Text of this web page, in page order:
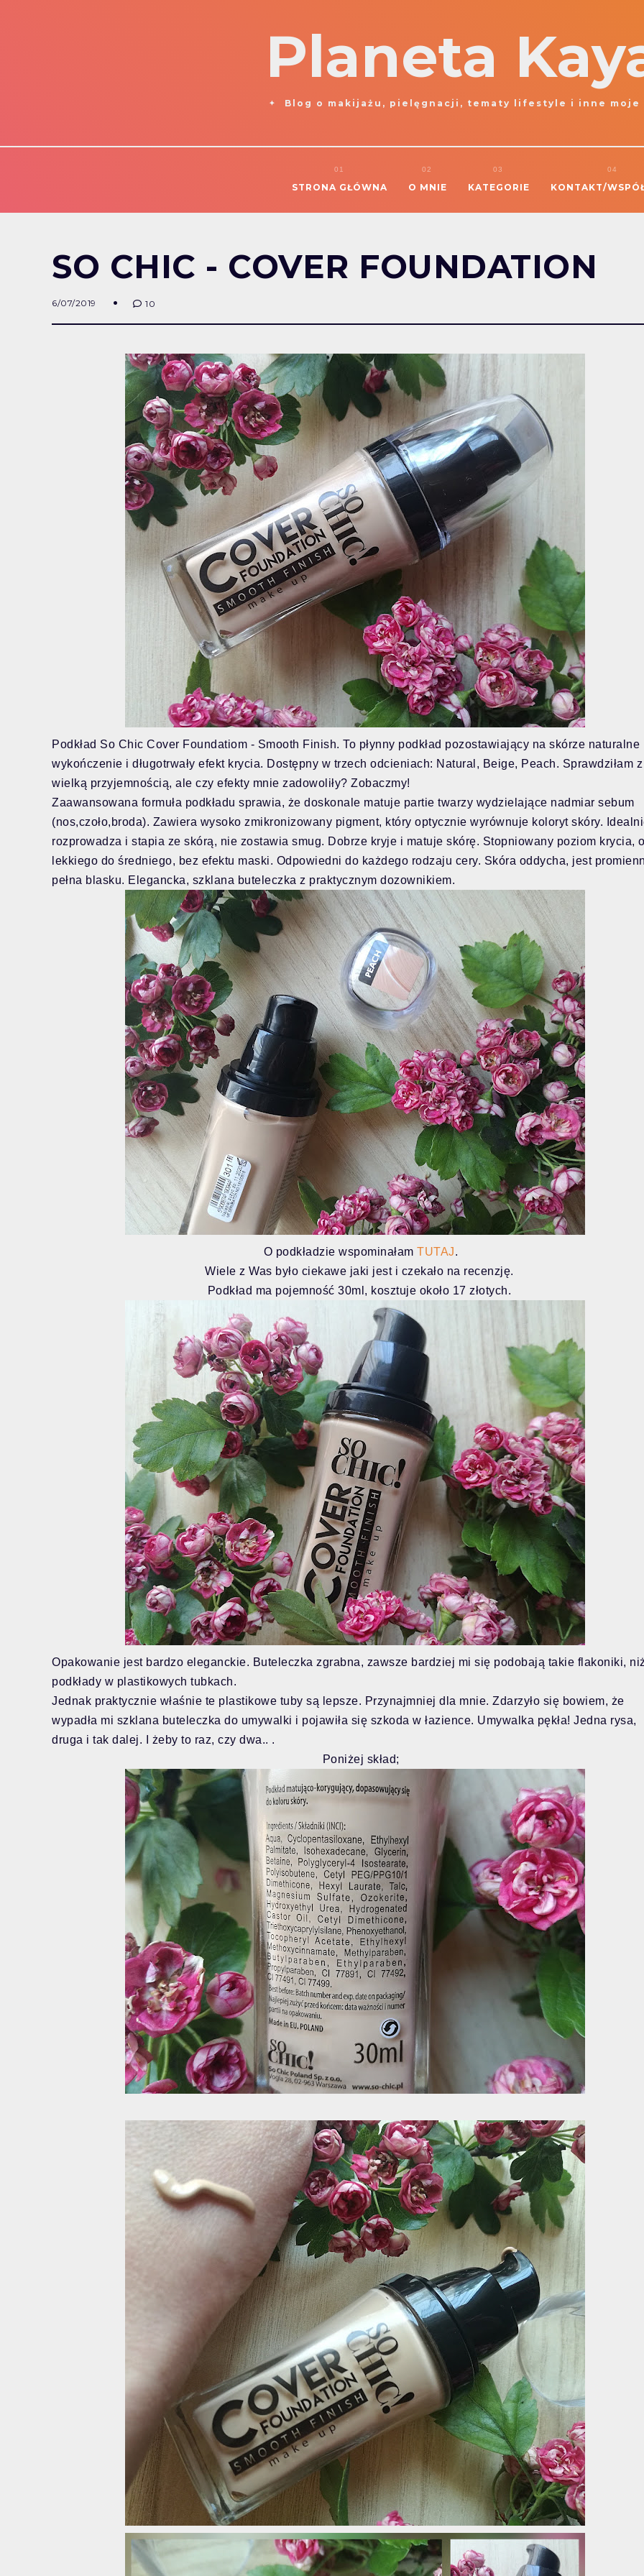
Planeta
Blog o makijażu, pielęgnacji, tematy lifestyle i inne moje
STRONA GŁÓWNA O MNIE KATEGORIE KONTAKT/
SO CHIC - COVER FOUNDATION
6/07/2019 10
Podkład So Chic Cover Foundatiom - Smooth Finish. To płynny podkład pozostawiający na skórze naturalne
wykończenie i długotrwały efekt krycia. Dostępny w trzech odcieniach: Natural, Beige, Peach. Sprawdziłam z
wielką przyjemnością, ale czy efekty mnie zadowoliły? Zobaczmy!
Zaawansowana formuła podkładu sprawia, że doskonale matuje partie twarzy wydzielające nadmiar sebum
(nos,czoło,broda). Zawiera wysoko zmikronizowany pigment, który optycznie wyrównuje koloryt skóry.
rozprowadza i stapia ze skórą, nie zostawia smug. Dobrze kryje i matuje skórę. Stopniowany poziom krycia,
lekkiego do średniego, bez efektu maski. Odpowiedni do każdego rodzaju cery. Skóra oddycha, jest
pełna blasku. Elegancka, szklana buteleczka z praktycznym dozownikiem.
O podkładzie wspominałamTUTAJ.
Wiele z Was było ciekawe jaki jest i czekało na recenzję.
Podkład ma pojemność 30ml, kosztuje około 17 złotych.
Opakowanie jest bardzo eleganckie. Buteleczka zgrabna, zawsze bardziej mi się podobają takie flakoniki,
podkłady w plastikowych tubkach.
Jednak praktycznie właśnie te plastikowe tuby są lepsze. Przynajmniej dla mnie. Zdarzyło się bowiem, że
wypadła mi szklana buteleczka do umywalki i pojawiła się szkoda w łazience. Umywalka pękła! Jedna rysa,
druga i tak dalej. I żeby to raz, czy dwa.. .
Poniżej skład;